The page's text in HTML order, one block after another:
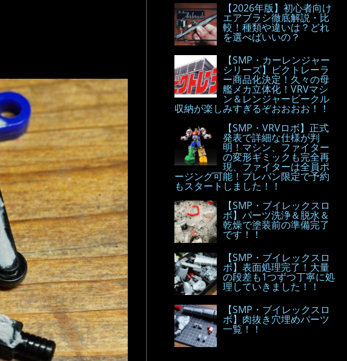
【2026年版】初心者向け
エアブラシ徹底解説・比
較！種類や違いは？どれ
を選べばいいの？
【SMP・カーレンジャー
シリーズ】ビクトレーラ
ー商品化決定！久々の母
艦メカ立体化！VRVマシ
ン＆レンジャービークル
収納が楽しみすぎるぞおおおお！！
【SMP・VRVロボ】正式
発表で詳細な仕様が判
明！マシン、ファイター
の変形ギミックも完全再
現、ファイターは全員ポ
ージング可能！プレバン限定で予約
もスタートしました！！
【SMP・ブイレックスロ
ボ】パーツ洗浄＆脱水＆
乾燥で塗装前の準備完了
です！！
【SMP・ブイレックスロ
ボ】表面処理完了！大量
の段差も1つずつ丁寧に処
理していきました！！
【SMP・ブイレックスロ
ボ】肉抜き穴埋めパーツ
一覧！！